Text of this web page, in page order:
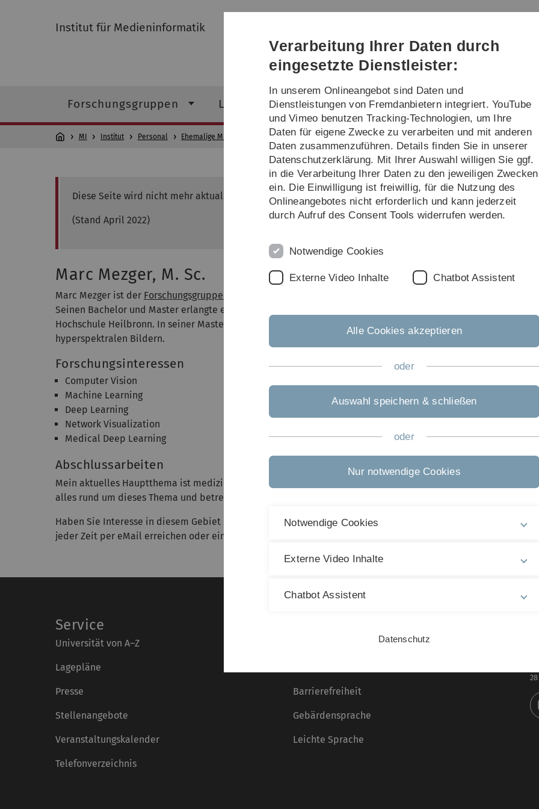
Direkt
Direkt
Direkt
(Sprache,
Drucken,
Social
Direkt
Direkt
Institut für Medieninformatik
Forschungsgruppen Lehre Institut Streiflicht
MI Institut Personal Ehemalige Mitarbeiter Marc Mezger
Diese Seite wird nicht mehr aktualisiert.
(Stand April 2022)
Marc Mezger, M. Sc.
Marc Mezger ist der Forschungsgruppe Visual Computing
Seinen Bachelor und Master erlangte er in Medizinischer Informatik von der Universtiät Heidelberg und der
Hochschule Heilbronn. In seiner Masterarbeit beschäftigte er sich mit dem Thema von Segmentierung mithilfe
hyperspektralen Bildern.
Forschungsinteressen
Computer Vision
Machine Learning
Deep Learning
Network Visualization
Medical Deep Learning
Abschlussarbeiten
Mein aktuelles Hauptthema ist medizinisches Deep Learning und Network Visualization. Ich interessieren mich
alles rund um dieses Thema und betreue gerne Abschlussarbeiten in diesem Gebiet.
Haben Sie Interesse in diesem Gebiet oder sogar schon eine konkrete Vorstellung zu einem Thema können Sie
jeder Zeit per eMail erreichen oder einfach in meinem Büro vorbeischauen.
Service
Universität von A–Z
Lagepläne
Presse
Stellenangebote
Veranstaltungskalender
Telefonverzeichnis
Barrierefreiheit
Gebärdensprache
Leichte Sprache
Verarbeitung Ihrer Daten durch
eingesetzte Dienstleister:
In unserem Onlineangebot sind Daten und
Dienstleistungen von Fremdanbietern integriert. YouTube
und Vimeo benutzen Tracking-Technologien, um Ihre
Daten für eigene Zwecke zu verarbeiten und mit anderen
Daten zusammenzuführen. Details finden Sie in unserer
Datenschutzerklärung. Mit Ihrer Auswahl willigen Sie ggf.
in die Verarbeitung Ihrer Daten zu den jeweiligen Zwecken
ein. Die Einwilligung ist freiwillig, für die Nutzung des
Onlineangebotes nicht erforderlich und kann jederzeit
durch Aufruf des Consent Tools widerrufen werden.
Notwendige Cookies
Externe Video Inhalte Chatbot Assistent
Alle Cookies akzeptieren
oder
Auswahl speichern & schließen
oder
Nur notwendige Cookies
Notwendige Cookies
Externe Video Inhalte
Chatbot Assistent
Datenschutz